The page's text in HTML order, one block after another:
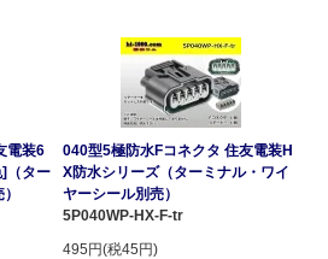
電装6
（ター
040型5極防水Fコネクタ 住友電装H
X防水シリーズ（ターミナル・ワイ
ヤーシール別売）
5P040WP-HX-F-tr
495円(税45円)